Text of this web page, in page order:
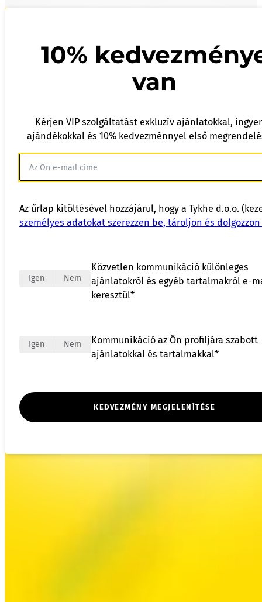
10%
van
Kérjen VIP szolgáltatást exkluzív ajánlatokkal,
ajándékokkal és 10% kedvezménnyel első
Az űrlap kitöltésével hozzájárul, hogy a Tykhe d.o.o.
személyes adatokat szerezzen be, tároljon és
Igen Nem
Közvetlen kommunikáció különleges
ajánlatokról és egyéb tartalmakról e-
keresztül*
Igen Nem
Kommunikáció az Ön profiljára szabott
ajánlatokkal és tartalmakkal*
KEDVEZMÉNY MEGJELENÍTÉSE